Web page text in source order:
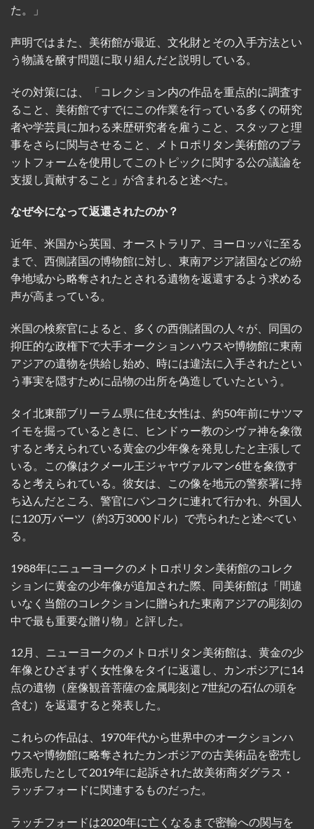
た。」
声明ではまた、美術館が最近、文化財とその入手方法とい
う物議を醸す問題に取り組んだと説明している。
その対策には、「コレクション内の作品を重点的に調査す
ること、美術館ですでにこの作業を行っている多くの研究
者や学芸員に加わる来歴研究者を雇うこと、スタッフと理
事をさらに関与させること、メトロポリタン美術館のプラ
ットフォームを使用してこのトピックに関する公の議論を
支援し貢献すること」が含まれると述べた。
なぜ今になって返還されたのか？
近年、米国から英国、オーストラリア、ヨーロッパに至る
まで、西側諸国の博物館に対し、東南アジア諸国などの紛
争地域から略奪されたとされる遺物を返還するよう求める
声が高まっている。
米国の検察官によると、多くの西側諸国の人々が、同国の
抑圧的な政権下で大手オークションハウスや博物館に東南
アジアの遺物を供給し始め、時には違法に入手されたとい
う事実を隠すために品物の出所を偽造していたという。
タイ北東部ブリーラム県に住む女性は、約50年前にサツマ
イモを掘っているときに、ヒンドゥー教のシヴァ神を象徴
すると考えられている黄金の少年像を発見したと主張して
いる。この像はクメール王ジャヤヴァルマン6世を象徴す
ると考えられている。彼女は、この像を地元の警察署に持
ち込んだところ、警官にバンコクに連れて行かれ、外国人
に120万バーツ（約3万3000ドル）で売られたと述べてい
る。
1988年にニューヨークのメトロポリタン美術館のコレク
ションに黄金の少年像が追加された際、同美術館は「間違
いなく当館のコレクションに贈られた東南アジアの彫刻の
中で最も重要な贈り物」と評した。
12月、ニューヨークのメトロポリタン美術館は、黄金の少
年像とひざまずく女性像をタイに返還し、カンボジアに14
点の遺物（座像観音菩薩の金属彫刻と7世紀の石仏の頭を
含む）を返還すると発表した。
これらの作品は、1970年代から世界中のオークションハ
ウスや博物館に略奪されたカンボジアの古美術品を密売し
販売したとして2019年に起訴された故美術商ダグラス・
ラッチフォードに関連するものだった。
ラッチフォードは2020年に亡くなるまで密輸への関与を